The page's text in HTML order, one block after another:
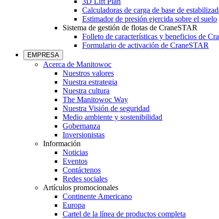
Calculadoras de carga de base de
Estimador de presión ejercida sobre el suelo
Sistema de gestión de flotas de CraneSTAR
Folleto de características y beneficios de
Formulario de activación de CraneSTAR
EMPRESA
Acerca de Manitowoc
Nuestros valores
Nuestra estrategia
Nuestra cultura
The Manitowoc Way
Nuestra Visión de seguridad
Medio ambiente y sostenibilidad
Gobernanza
Inversionistas
Información
Noticias
Eventos
Contáctenos
Redes sociales
Artículos promocionales
Continente Americano
Europa
Cartel de la línea de productos completa